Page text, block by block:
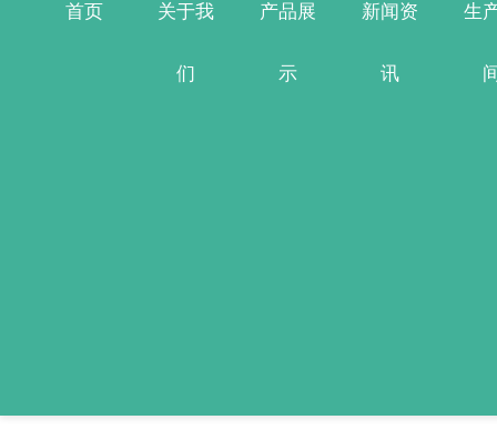
首页 关于我
们
产品展
示
新闻资
讯
生